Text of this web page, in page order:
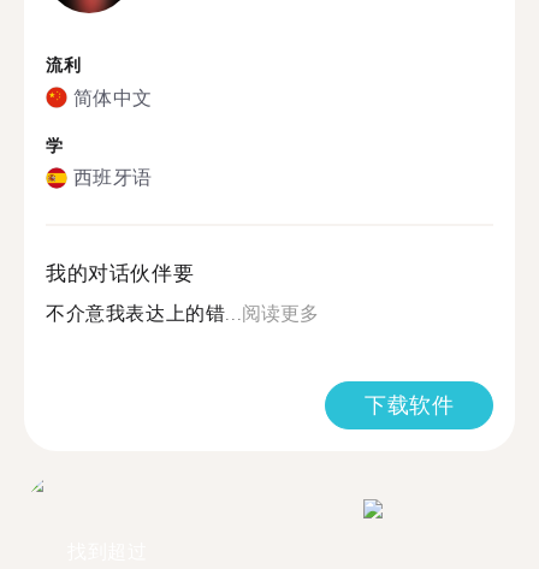
流利
简体中文
学
西班牙语
我的对话伙伴要
不介意我表达上的错...阅读更多
下载软件